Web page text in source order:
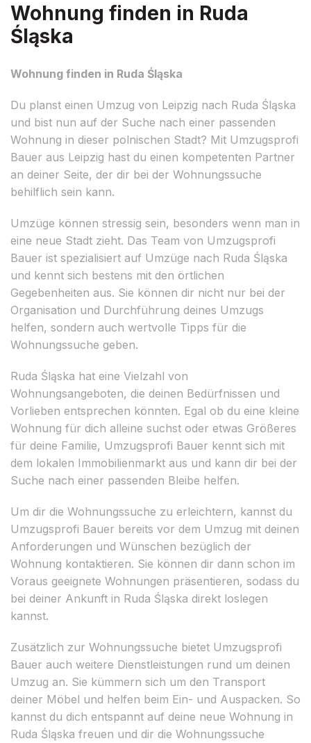
Wohnung finden in Ruda
Śląska
Wohnung finden in Ruda Śląska
Du planst einen Umzug von Leipzig nach Ruda Śląska
und bist nun auf der Suche nach einer passenden
Wohnung in dieser polnischen Stadt? Mit Umzugsprofi
Bauer aus Leipzig hast du einen kompetenten Partner
an deiner Seite, der dir bei der Wohnungssuche
behilflich sein kann.
Umzüge können stressig sein, besonders wenn man in
eine neue Stadt zieht. Das Team von Umzugsprofi
Bauer ist spezialisiert auf Umzüge nach Ruda Śląska
und kennt sich bestens mit den örtlichen
Gegebenheiten aus. Sie können dir nicht nur bei der
Organisation und Durchführung deines Umzugs
helfen, sondern auch wertvolle Tipps für die
Wohnungssuche geben.
Ruda Śląska hat eine Vielzahl von
Wohnungsangeboten, die deinen Bedürfnissen und
Vorlieben entsprechen könnten. Egal ob du eine kleine
Wohnung für dich alleine suchst oder etwas Größeres
für deine Familie, Umzugsprofi Bauer kennt sich mit
dem lokalen Immobilienmarkt aus und kann dir bei der
Suche nach einer passenden Bleibe helfen.
Um dir die Wohnungssuche zu erleichtern, kannst du
Umzugsprofi Bauer bereits vor dem Umzug mit deinen
Anforderungen und Wünschen bezüglich der
Wohnung kontaktieren. Sie können dir dann schon im
Voraus geeignete Wohnungen präsentieren, sodass du
bei deiner Ankunft in Ruda Śląska direkt loslegen
kannst.
Zusätzlich zur Wohnungssuche bietet Umzugsprofi
Bauer auch weitere Dienstleistungen rund um deinen
Umzug an. Sie kümmern sich um den Transport
deiner Möbel und helfen beim Ein- und Auspacken. So
kannst du dich entspannt auf deine neue Wohnung in
Ruda Śląska freuen und dir die Wohnungssuche